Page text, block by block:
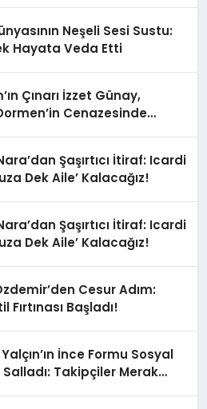
Neşeli Sesi Sustu:
Hayata Veda Etti
Çınarı İzzet Günay,
Cenazesinde
Şaşırtıcı İtiraf: Icardi
Dek Aile’ Kalacağız!
Şaşırtıcı İtiraf: Icardi
Dek Aile’ Kalacağız!
Cesur Adım:
Fırtınası Başladı!
İnce Formu Sosyal
Salladı: Takipçiler Merak